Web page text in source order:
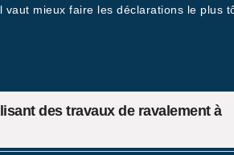
mieux faire les déclarations le plus
des travaux de ravalement à